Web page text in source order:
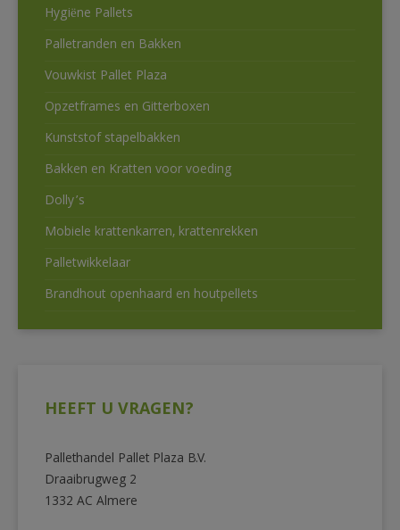
Hygiëne Pallets
Palletranden en Bakken
Vouwkist Pallet Plaza
Opzetframes en Gitterboxen
Kunststof stapelbakken
Bakken en Kratten voor voeding
Dolly’s
Mobiele krattenkarren, krattenrekken
Palletwikkelaar
Brandhout openhaard en houtpellets
HEEFT U VRAGEN?
Pallethandel Pallet Plaza B.V.
Draaibrugweg 2
1332 AC Almere